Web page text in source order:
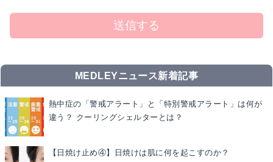
送信する
MEDLEYニュース新着記事
熱中症の「警戒アラート」と「特別警戒アラート」は何が
違う？ クーリングシェルターとは？
【日焼け止め④】日焼けは肌に何を起こすのか？